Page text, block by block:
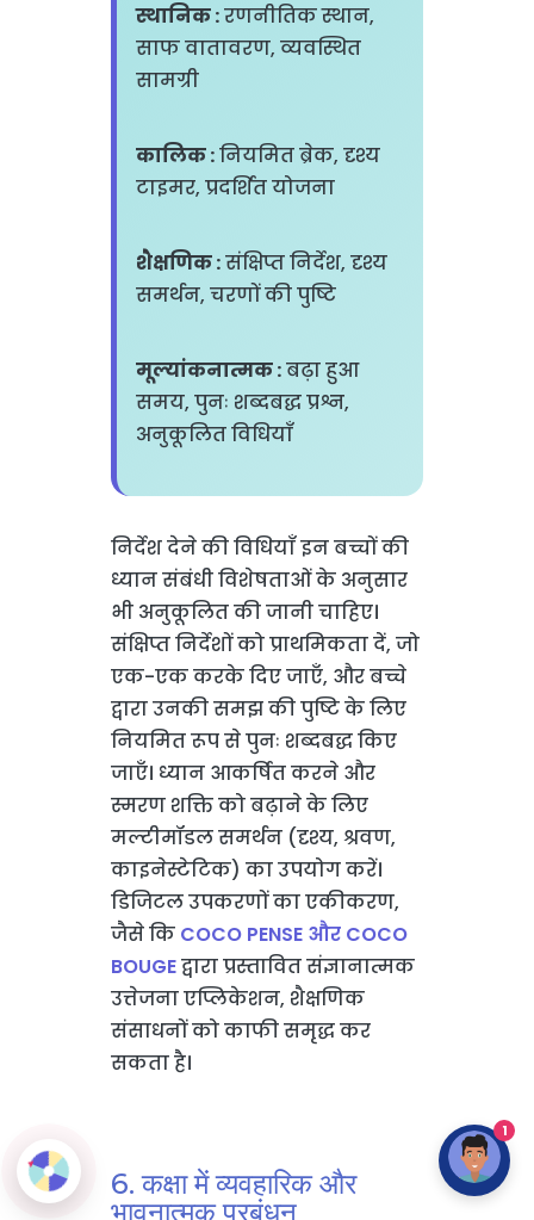
स्थानिक :रणनीतिक स्थान,
साफ वातावरण, व्यवस्थित
सामग्री
कालिक :नियमित ब्रेक, दृश्य
टाइमर, प्रदर्शित योजना
शैक्षणिक :संक्षिप्त निर्देश, दृश्य
समर्थन, चरणों की पुष्टि
मूल्यांकनात्मक :बढ़ा हुआ
समय, पुनः शब्दबद्ध प्रश्न,
अनुकूलित विधियाँ
निर्देश देने की विधियाँ इन बच्चों की
ध्यान संबंधी विशेषताओं के अनुसार
भी अनुकूलित की जानी चाहिए।
संक्षिप्त निर्देशों को प्राथमिकता दें, जो
एक-एक करके दिए जाएँ, और बच्चे
द्वारा उनकी समझ की पुष्टि के लिए
नियमित रूप से पुनः शब्दबद्ध किए
जाएँ। ध्यान आकर्षित करने और
स्मरण शक्ति को बढ़ाने के लिए
मल्टीमॉडल समर्थन (दृश्य, श्रवण,
काइनेस्टेटिक) का उपयोग करें।
डिजिटल उपकरणों का एकीकरण,
जैसे कि COCO PENSE और COCO
BOUGEद्वारा प्रस्तावित संज्ञानात्मक
उत्तेजना एप्लिकेशन, शैक्षणिक
संसाधनों को काफी समृद्ध कर
सकता है।
6. कक्षा में व्यवहारिक और
भावनात्मक प्रबंधन
1